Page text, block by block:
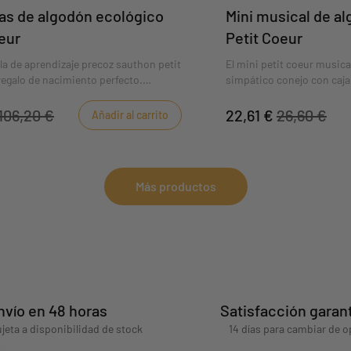
de algodón ecológico
de aprendizaje precoz sauthon petit
de nacimiento perfecto.
pase sus primeras horas de
¡una serie de actividades sensoriales
€ Añadir al carrito
Mini musical de
Petit Coeur
El mini petit coeur
simpático conejo con
entretendrá con la suave
lazos facilitan la sujeción
coger, ¡el bebé también
ritmo de la música!
22,61 € 26,60 €
Más productos
en 48 horas
a disponibilidad de stock
Satisfacción
14 días para cambiar de